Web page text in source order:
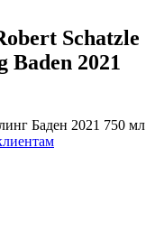
Schatzle
Baden 2021
Баден 2021 750 мл